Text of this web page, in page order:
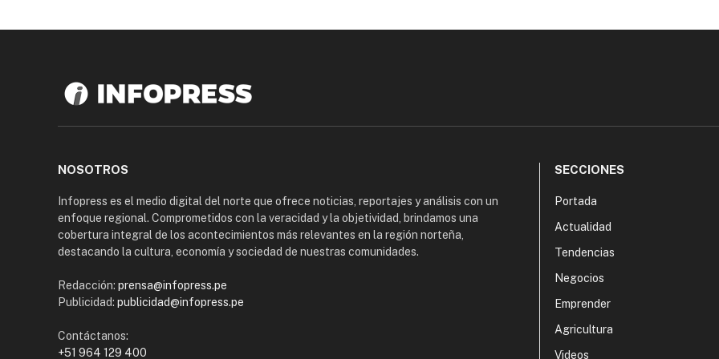
NOSOTROS
Infopress es el medio digital del norte que ofrece noticias, reportajes y análisis con un
enfoque regional. Comprometidos con la veracidad y la objetividad, brindamos una
cobertura integral de los acontecimientos más relevantes en la región norteña,
destacando la cultura, economía y sociedad de nuestras comunidades.
Redacción: prensa@infopress.pe
Publicidad: publicidad@infopress.pe
Contáctanos:
+51 964 129 400
SECCIONES
Portada
Actualidad
Tendencias
Negocios
Emprender
Agricultura
Videos